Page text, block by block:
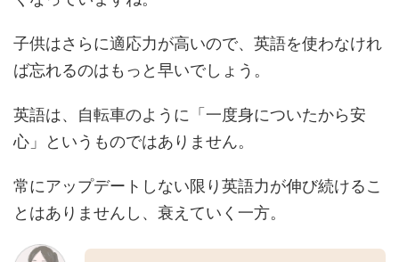
子供はさらに適応力が高いので、英語を使わなけれ
ば忘れるのはもっと早いでしょう。
英語は、自転車のように「一度身についたから安
心」というものではありません。
常にアップデートしない限り英語力が伸び続けるこ
とはありませんし、衰えていく一方。